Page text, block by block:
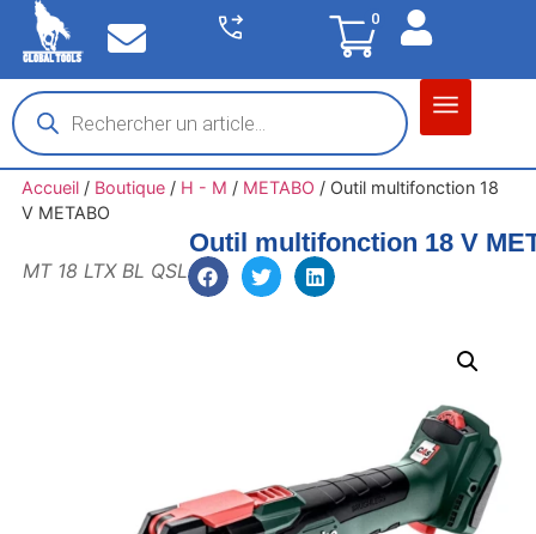
0
Accueil/ Boutique/ H - M / METABO / Outil multifonction 18
V METABO
Outil multifonction 18 V
MT 18 LTX BL QSL